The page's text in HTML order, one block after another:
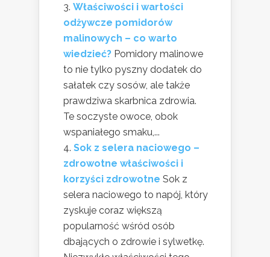
Właściwości i wartości
odżywcze pomidorów
malinowych – co warto
wiedzieć? Pomidory malinowe
to nie tylko pyszny dodatek do
sałatek czy sosów, ale także
prawdziwa skarbnica zdrowia.
Te soczyste owoce, obok
wspaniałego smaku,...
Sok z selera naciowego –
zdrowotne właściwości i
korzyści zdrowotne Sok z
selera naciowego to napój, który
zyskuje coraz większą
popularność wśród osób
dbających o zdrowie i sylwetkę.